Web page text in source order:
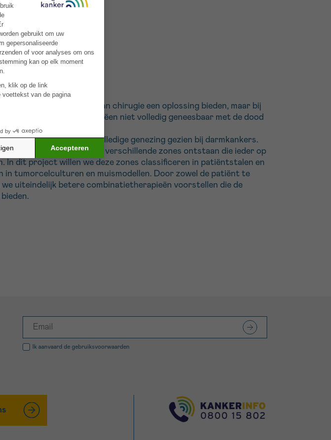
Bij sommigen kan chirugie een oplossing bieden, maar bij
met de huidige therapiëen niet volledig geneesbaar met de dood
wordt er zelden volledige genezing gezien bij darmkankers.
waardoor er verschillende zones ontstaan die ieder op
In dit project willen we deze zones classificeren in patiëntstalen en
in tumorcelculturen en muismodellen. Door zowel de patiënt te
uiteindelijk betere combinatietherapieën voorstellen die de
Ik aanvaard de gebruiksvoorwaarden